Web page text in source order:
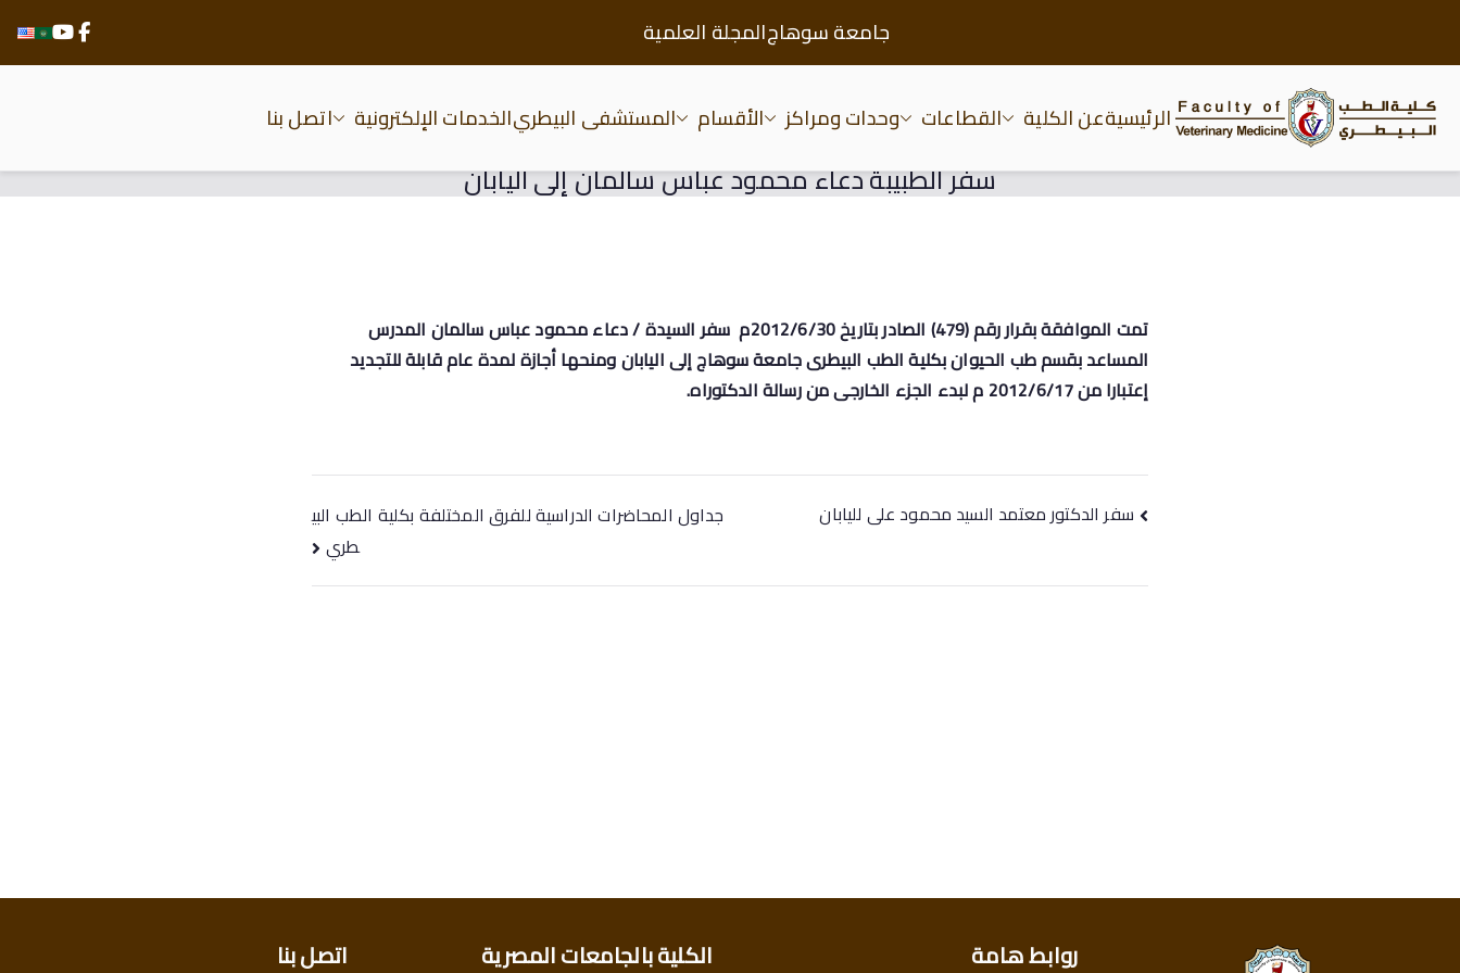
جامعة سوهاجالمجلة العلمية
الرئيسيةعن الكلية القطاعات وحدات ومراكز الأقسام المستشفى البيطريالخدمات الإلكترونية اتصل بنا
سفر الطبيبة دعاء محمود عباس سالمان إلى اليابان
تمت الموافقة بقرار رقم (479) الصادر بتاريخ 2012/6/30م سفر السيدة / دعاء محمود عباس سالمان المدرس
المساعد بقسم طب الحيوان بكلية الطب البيطرى جامعة سوهاج إلى اليابان ومنحها أجازة لمدة عام قابلة للتجديد
إعتبارا من
2012/6/17 م لبدء الجزء الخارجى من رسالة الدكتوراه.
سفر الدكتور معتمد السيد محمود على لليابان
جداول المحاضرات الدراسية للفرق المختلفة بكلية الطب البي
طري
روابط هامة الكلية بالجامعات المصرية اتصل بنا